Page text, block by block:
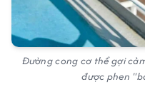
Đường cong cơ thể gợi
được phen